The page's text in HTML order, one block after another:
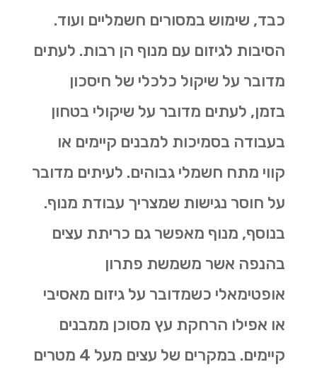
כבד, שימוש במסורים חשמליים ועוד.
הסיבות לגיזום עם מנוף הן רבות. לעתים
מדובר על שיקול כלכלי של חיסכון
בזמן, לעתים מדובר על שיקולי בטחון
בעבודה בסמיכות למבנים קיימים או
קווי מתח חשמלי גבוהים. לעיתים מדובר
על חוסר נגישות שמצריך עבודת מנוף.
בנוסף, מנוף מאפשר גם כריתת עצים
בהנפה אשר משמשת פתרון
אופטימאלי כשמדובר על גיזום מאסיבי
או אפילו הרחקת עץ מסוכן ממבנים
קיימים. במקרים של עצים מעל 4 מטרים